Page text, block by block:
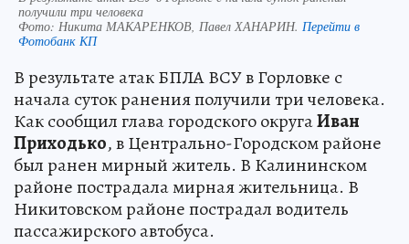
получили три человека
Фото: Никита МАКАРЕНКОВ, Павел ХАНАРИН. Перейти в
Фотобанк КП
В результате атак БПЛА ВСУ в Горловке с
начала суток ранения получили три человека.
Как сообщил глава городского округаИван
Приходько, в Центрально-Городском районе
был ранен мирный житель. В Калининском
районе пострадала мирная жительница. В
Никитовском районе пострадал водитель
пассажирского автобуса.